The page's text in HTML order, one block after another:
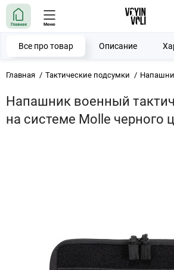
Главная Меню
Главная Тактические подсумки
Напашник военный
на системе Molle черного
Все про товар Описание